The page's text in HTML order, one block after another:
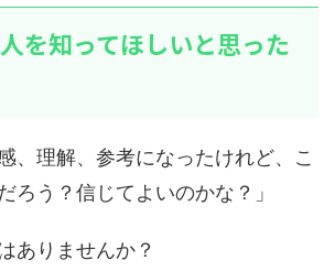
を知ってほしいと思った
、理解、参考になったけれど、こ
ろう？信じてよいのかな？」
ありませんか？